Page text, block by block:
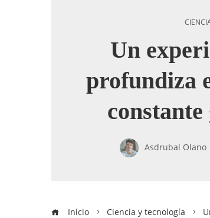
Un
profundiza
Asdrubal Olano
Inicio Ciencia y tecnología